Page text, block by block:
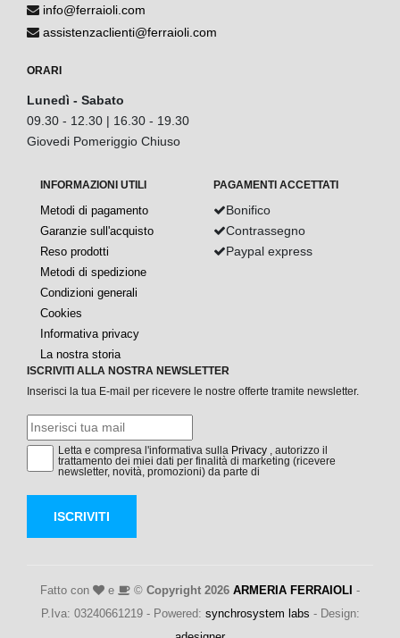
info@ferraioli.com
assistenzaclienti@ferraioli.com
ORARI
Lunedì - Sabato
09.30 - 12.30 | 16.30 - 19.30
Giovedi Pomeriggio Chiuso
INFORMAZIONI UTILI
Metodi di pagamento
Garanzie sull'acquisto
Reso prodotti
Metodi di spedizione
Condizioni generali
Cookies
Informativa privacy
La nostra storia
PAGAMENTI ACCETTATI
Bonifico
Contrassegno
Paypal express
ISCRIVITI ALLA NOSTRA NEWSLETTER
Inserisci la tua E-mail per ricevere le nostre offerte tramite newsletter.
Letta e compresa l'informativa sulla Privacy , autorizzo il
trattamento dei miei dati per finalità di marketing (ricevere
newsletter, novità, promozioni) da parte di
ISCRIVITI
Fatto con e © Copyright 2026 ARMERIA FERRAIOLI -
P.Iva: 03240661219 - Powered: synchrosystem labs - Design: